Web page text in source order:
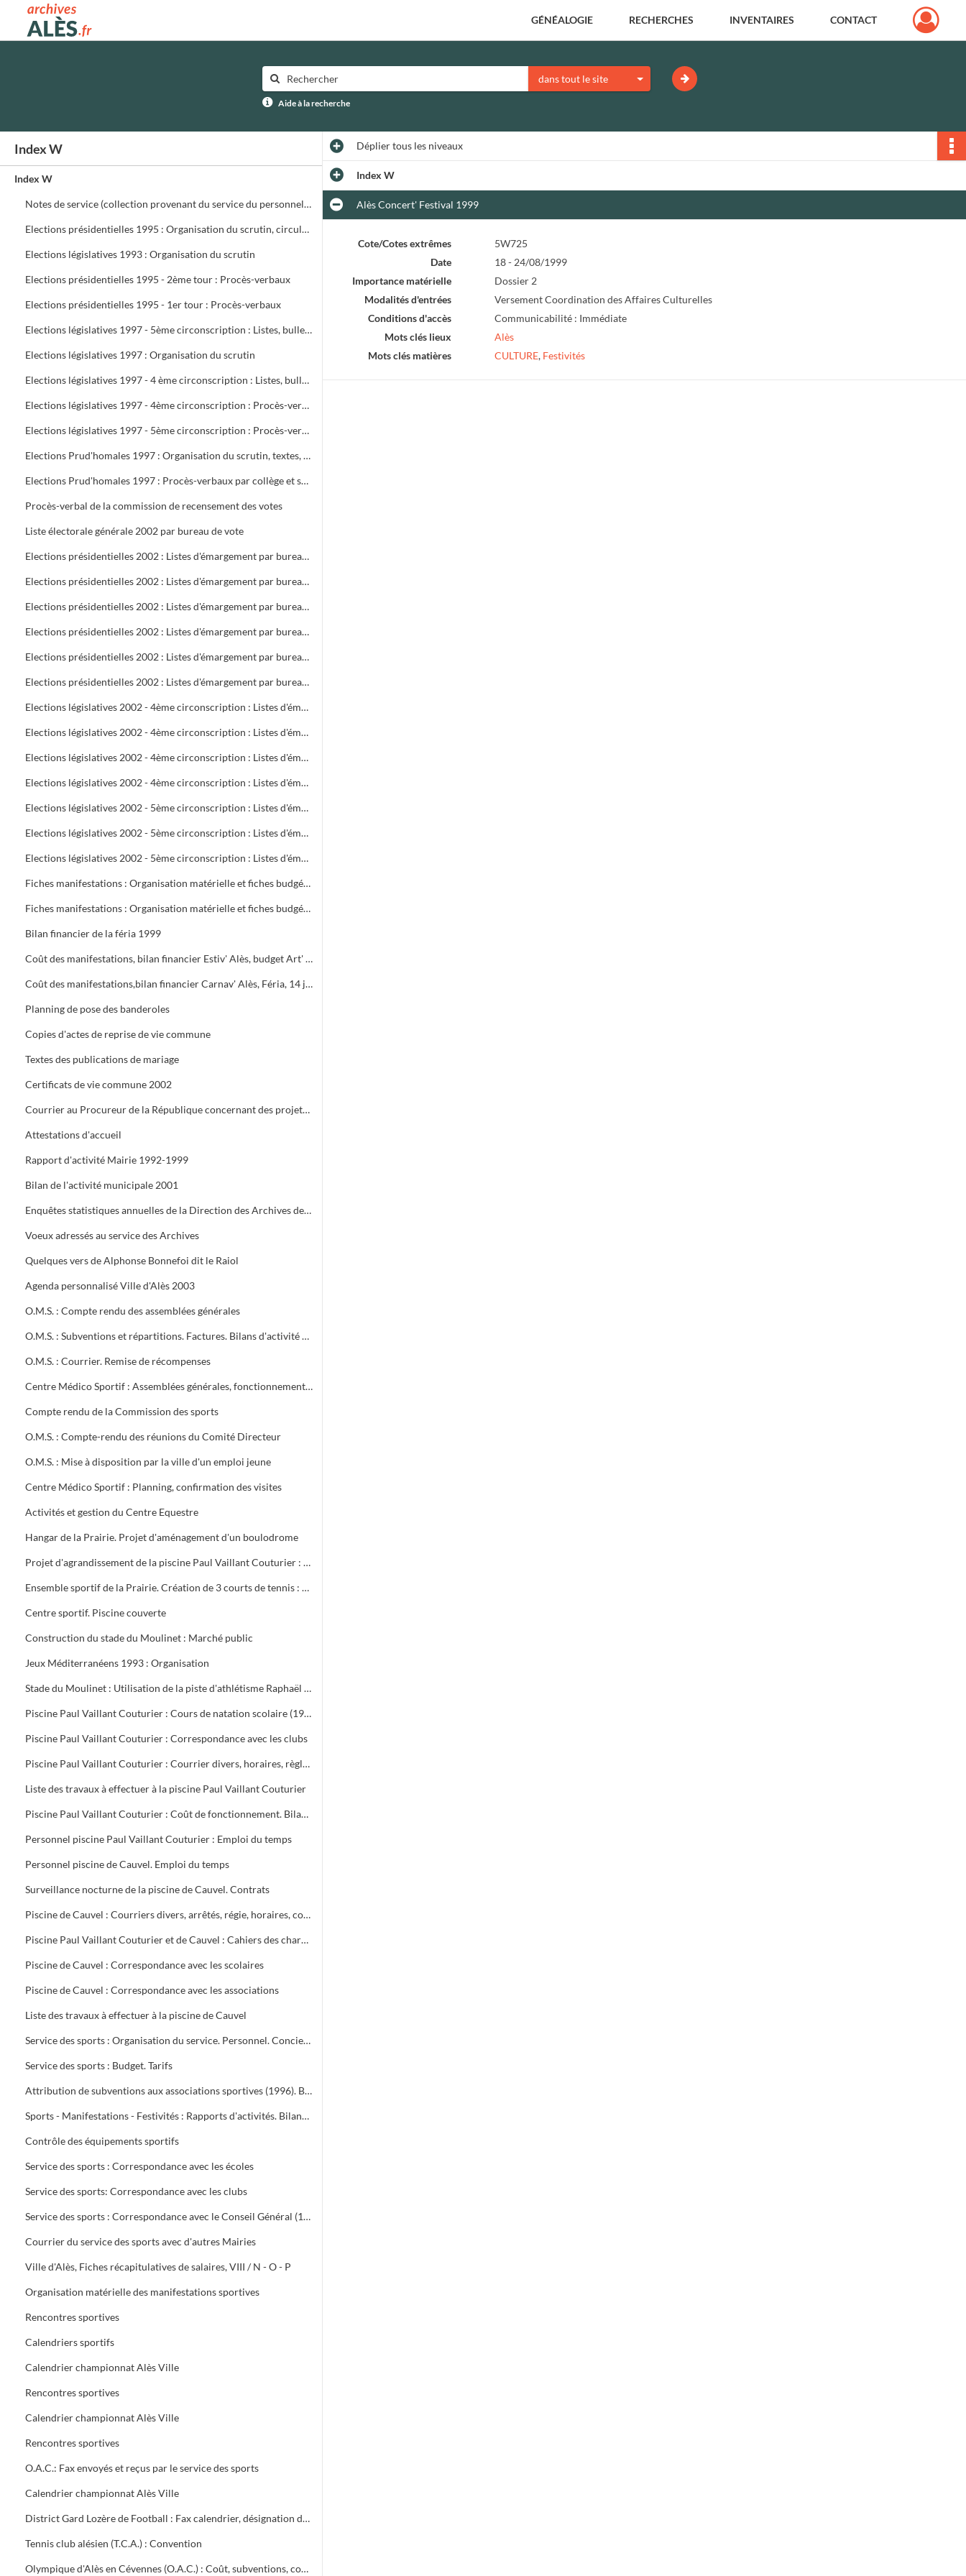
Archives municipales d'Alès GÉNÉALOGIE RECHERCHES INVENTAIRES CONTACT
dans tout le site
Aide à la recherche
Index W
Index W
Notes de service (collection provenant du service du personnel) ffffff
Elections présidentielles 1995 : Organisation du scrutin, circulaires, assesseurs, délégués, présidents de bureau de vote
Elections législatives 1993 : Organisation du scrutin
Elections présidentielles 1995 - 2ème tour : Procès-verbaux
Elections présidentielles 1995 - 1er tour : Procès-verbaux
Elections législatives 1997 - 5ème circonscription : Listes, bulletins de vote, délégués et assesseurs
Elections législatives 1997 : Organisation du scrutin
Elections législatives 1997 - 4 ème circonscription : Listes, bulletins de vote, délégués et assesseurs
Elections législatives 1997 - 4ème circonscription : Procès-verbaux
Elections législatives 1997 - 5ème circonscription : Procès-verbaux
Elections Prud'homales 1997 : Organisation du scrutin, textes, représentants des organisations professionnelles et syndicales, délégués, bureaux de vote, tableaux de vote par correspondance
Elections Prud'homales 1997 : Procès-verbaux par collège et section
Procès-verbal de la commission de recensement des votes
Liste électorale générale 2002 par bureau de vote
Elections présidentielles 2002 : Listes d'émargement par bureau de vote : 1 à 5
Elections présidentielles 2002 : Listes d'émargement par bureau de vote : 6 à 10
Elections présidentielles 2002 : Listes d'émargement par bureau de vote : 11 à 16 ( pas de 12 )
Elections présidentielles 2002 : Listes d'émargement par bureau de vote : 17 à 21
Elections présidentielles 2002 : Listes d'émargement par bureau de vote : 22 à 25
Elections présidentielles 2002 : Listes d'émargement par bureau de vote : 26 à 29
Elections législatives 2002 - 4ème circonscription : Listes d'émargement par bureau de vote : 01 à 05
Elections législatives 2002 - 4ème circonscription : Listes d'émargement par bureau de vote : 06 à 09
Elections législatives 2002 - 4ème circonscription : Listes d'émargement par bureau de vote : 10 à 14
Elections législatives 2002 - 4ème circonscription : Listes d'émargement par bureau de vote : 15 à 17
Elections législatives 2002 - 5ème circonscription : Listes d'émargement par bureau de vote : 18 à 21
Elections législatives 2002 - 5ème circonscription : Listes d'émargement par bureau de vote : 22 à 25
Elections législatives 2002 - 5ème circonscription : Listes d'émargement par bureau de vote : 26 à 29
Fiches manifestations : Organisation matérielle et fiches budgétaires
Fiches manifestations : Organisation matérielle et fiches budgétaires
Bilan financier de la féria 1999
Coût des manifestations, bilan financier Estiv' Alès, budget Art' Alès
Coût des manifestations,bilan financier Carnav' Alès, Féria, 14 juillet, Estiv' Alès, fête de la châtaigne
Planning de pose des banderoles
Copies d'actes de reprise de vie commune
Textes des publications de mariage
Certificats de vie commune 2002
Courrier au Procureur de la République concernant des projets de mariage dont les dossiers administratifs ne sont pas réglés
Attestations d'accueil
Rapport d'activité Mairie 1992-1999
Bilan de l'activité municipale 2001
Enquêtes statistiques annuelles de la Direction des Archives de France
Voeux adressés au service des Archives
Quelques vers de Alphonse Bonnefoi dit le Raiol
Agenda personnalisé Ville d'Alès 2003
O.M.S. : Compte rendu des assemblées générales
O.M.S. : Subventions et répartitions. Factures. Bilans d'activité Conventions avec la ville
O.M.S. : Courrier. Remise de récompenses
Centre Médico Sportif : Assemblées générales, fonctionnement, projet de contrat, subvention
Compte rendu de la Commission des sports
O.M.S. : Compte-rendu des réunions du Comité Directeur
O.M.S. : Mise à disposition par la ville d'un emploi jeune
Centre Médico Sportif : Planning, confirmation des visites
Activités et gestion du Centre Equestre
Hangar de la Prairie. Projet d'aménagement d'un boulodrome
Projet d'agrandissement de la piscine Paul Vaillant Couturier : 6 plans
Ensemble sportif de la Prairie. Création de 3 courts de tennis : 1ère tranche (1997). Projet d'éclairage (1983)
Centre sportif. Piscine couverte
Construction du stade du Moulinet : Marché public
Jeux Méditerranéens 1993 : Organisation
Stade du Moulinet : Utilisation de la piste d'athlétisme Raphaël Pujazon
Piscine Paul Vaillant Couturier : Cours de natation scolaire (1992-1999). Transport des scolaires (1995-1998). Utilisation de la piscine par les scolaires (1997-1998)
Piscine Paul Vaillant Couturier : Correspondance avec les clubs
Piscine Paul Vaillant Couturier : Courrier divers, horaires, règlement des cours, vols, plan d'organisation de secours, accident du 16 juin 1997, procès-verbal de la Commission de Sécurité
Liste des travaux à effectuer à la piscine Paul Vaillant Couturier
Piscine Paul Vaillant Couturier : Coût de fonctionnement. Bilan d'activité
Personnel piscine Paul Vaillant Couturier : Emploi du temps
Personnel piscine de Cauvel. Emploi du temps
Surveillance nocturne de la piscine de Cauvel. Contrats
Piscine de Cauvel : Courriers divers, arrêtés, régie, horaires, convention chèques loisirs temps libre, procès-verbal Commission de sécurité
Piscine Paul Vaillant Couturier et de Cauvel : Cahiers des charges signés par les clubs
Piscine de Cauvel : Correspondance avec les scolaires
Piscine de Cauvel : Correspondance avec les associations
Liste des travaux à effectuer à la piscine de Cauvel
Service des sports : Organisation du service. Personnel. Concierges. Notes de service
Service des sports : Budget. Tarifs
Attribution de subventions aux associations sportives (1996). Bilans financiers des clubs (1995-1996)
Sports - Manifestations - Festivités : Rapports d'activités. Bilans financiers
Contrôle des équipements sportifs
Service des sports : Correspondance avec les écoles
Service des sports: Correspondance avec les clubs
Service des sports : Correspondance avec le Conseil Général (1996-1999), Conseil Régional (1996-2000), Préfecture du Gard (1995-1997), Direction Départementale jeunesse et sports (1995-2000)
Courrier du service des sports avec d'autres Mairies
Ville d'Alès, Fiches récapitulatives de salaires, VIII / N - O - P
Organisation matérielle des manifestations sportives
Rencontres sportives
Calendriers sportifs
Calendrier championnat Alès Ville
Rencontres sportives
Calendrier championnat Alès Ville
Rencontres sportives
O.A.C.: Fax envoyés et reçus par le service des sports
Calendrier championnat Alès Ville
District Gard Lozère de Football : Fax calendrier, désignation des terrains
Tennis club alésien (T.C.A.) : Convention
Olympique d'Alès en Cévennes (O.A.C.) : Coût, subventions, contrat d'objectifs, courrier
Dépliertous les niveaux
Index W
Alès Concert' Festival 1999
Cote/Cotes extrêmes
5W725
Date
18 - 24/08/1999
Importance matérielle
Dossier 2
Modalités d'entrées
Versement Coordination des Affaires Culturelles
Conditions d'accès
Communicabilité : Immédiate
Mots clés lieux
Alès
Mots clés matières
CULTURE, Festivités